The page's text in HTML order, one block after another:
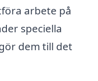
arbete på
speciella
dem till det